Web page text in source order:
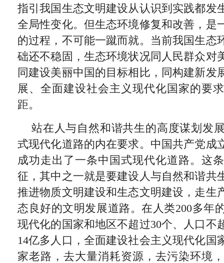
指引我国生态文明建设从认识到实践都发
全局性变化。但生态环境修复和改善，是
的过程，不可能一蹴而就。当前我国生态
础还不稳固，生态环境状况同人民群众对
同建设美丽中国的目标相比，同构建新发
展、全面建设社会主义现代化国家的要
距。
站在人与自然和谐共生的高度谋划发
式现代化道路的内在要求。中国共产党成
成功走出了一条中国式现代化道路。这
征，其中之一就是要建设人与自然和谐共
推进物质文明建设和生态文明建设，走生
态良好的文明发展道路。在人类200多年
现代化的国家和地区不超过30个、人口不
14亿多人口，全面建设社会主义现代化国
家老路，去大量消耗资源，去污染环境